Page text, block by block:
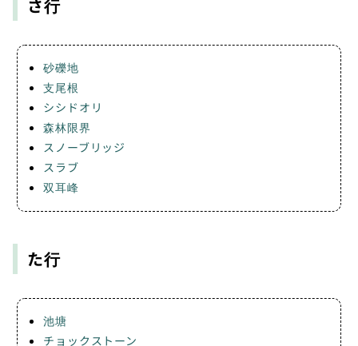
さ行
砂礫地
支尾根
シシドオリ
森林限界
スノーブリッジ
スラブ
双耳峰
た行
池塘
チョックストーン